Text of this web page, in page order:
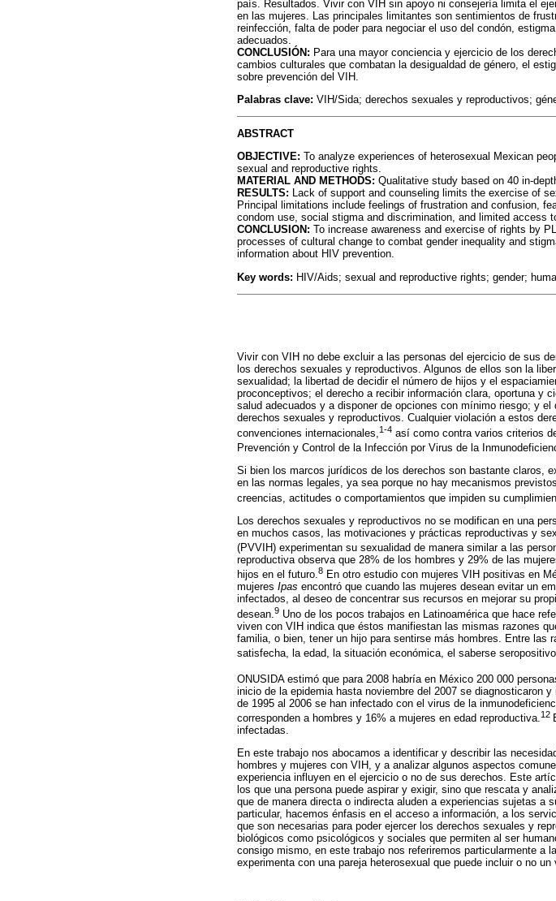
país. Resultados. Vivir con VIH sin apoyo ni consejería limita el
en las mujeres. Las principales limitantes son sentimientos de
reinfección, falta de poder para negociar el uso del condón,
adecuados.
CONCLUSIÓN: Para una mayor conciencia y ejercicio de los
cambios culturales que combatan la desigualdad de género, el
sobre prevención del VIH.
Palabras clave: VIH/Sida; derechos sexuales y reproductivos;
ABSTRACT
OBJECTIVE: To analyze experiences of heterosexual Mexican
sexual and reproductive rights.
MATERIAL AND METHODS: Qualitative study based on 40 in-
RESULTS: Lack of support and counseling limits the exercise of
Principal limitations include feelings of frustration and confusion,
condom use, social stigma and discrimination, and limited access
CONCLUSION: To increase awareness and exercise of rights by
processes of cultural change to combat gender inequality and
information about HIV prevention.
Key words: HIV/Aids; sexual and reproductive rights; gender;
Vivir con VIH no debe excluir a las personas del ejercicio de sus
los derechos sexuales y reproductivos. Algunos de ellos son la
sexualidad; la libertad de decidir el número de hijos y el
proconceptivos; el derecho a recibir información clara, oportuna y
salud adecuados y a disponer de opciones con mínimo riesgo; y
derechos sexuales y reproductivos. Cualquier violación a estos
convenciones internacionales, 1-4 así como contra varios criterios
Prevención y Control de la Infección por Virus de la
Si bien los marcos jurídicos de los derechos son bastante claros,
en las normas legales, ya sea porque no hay mecanismos
creencias, actitudes o comportamientos que impiden su
Los derechos sexuales y reproductivos no se modifican en una
en muchos casos, las motivaciones y prácticas reproductivas y
(PVVIH) experimentan su sexualidad de manera similar a las
reproductiva observa que 28% de los hombres y 29% de las
hijos en el futuro.8 En otro estudio con mujeres VIH positivas en
mujeres Ipas encontró que cuando las mujeres desean evitar un
infectados, al deseo de concentrar sus recursos en mejorar su
desean. 9 Uno de los pocos trabajos en Latinoamérica que hace
viven con VIH indica que éstos manifiestan las mismas razones
familia, o bien, tener un hijo para sentirse más hombres. Entre las
satisfecha, la edad, la situación económica, el saberse
ONUSIDA estimó que para 2008 habría en México 200 000
inicio de la epidemia hasta noviembre del 2007 se diagnosticaron
de 1995 al 2006 se han infectado con el virus de la
corresponden a hombres y 16% a mujeres en edad reproductiva. 12
infectadas.
En este trabajo nos abocamos a identificar y describir las
hombres y mujeres con VIH, y a analizar algunos aspectos
experiencia influyen en el ejercicio o no de sus derechos. Este
los que una persona puede aspirar y exigir, sino que rescata y
que de manera directa o indirecta aluden a experiencias sujetas a
particular, hacemos énfasis en el acceso a información, a los
que son necesarias para poder ejercer los derechos sexuales y
biológicos como psicológicos y sociales que permiten al ser
consigo mismo, en este trabajo nos referiremos particularmente a
experimenta con una pareja heterosexual que puede incluir o no un